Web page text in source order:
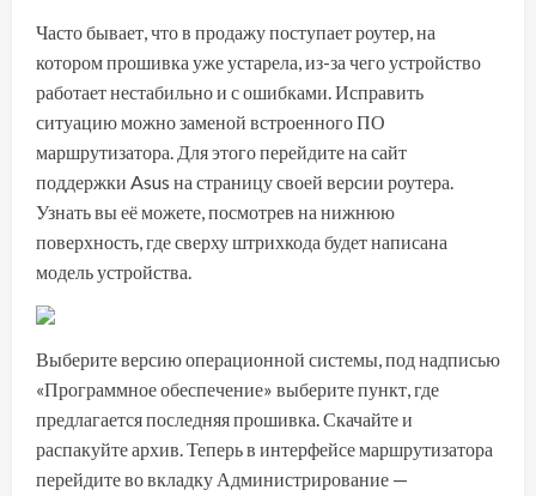
Часто бывает, что в продажу поступает роутер, на
котором прошивка уже устарела, из-за чего устройство
работает нестабильно и с ошибками. Исправить
ситуацию можно заменой встроенного ПО
маршрутизатора. Для этого перейдите на сайт
поддержки Asus на страницу своей версии роутера.
Узнать вы её можете, посмотрев на нижнюю
поверхность, где сверху штрихкода будет написана
модель устройства.
Выберите версию операционной системы, под надписью
«Программное обеспечение» выберите пункт, где
предлагается последняя прошивка. Скачайте и
распакуйте архив. Теперь в интерфейсе маршрутизатора
перейдите во вкладку Администрирование —